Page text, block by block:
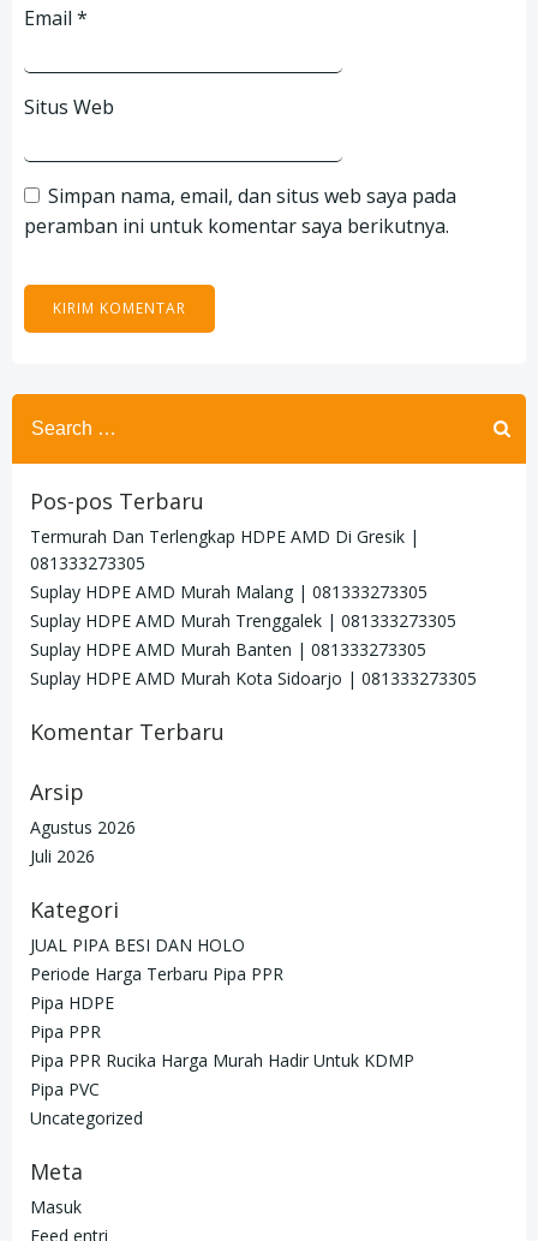
Email *
Situs Web
Simpan nama, email, dan situs web saya pada
peramban ini untuk komentar saya berikutnya.
Search
for:
Pos-pos Terbaru
Termurah Dan Terlengkap HDPE AMD Di Gresik |
081333273305
Suplay HDPE AMD Murah Malang | 081333273305
Suplay HDPE AMD Murah Trenggalek | 081333273305
Suplay HDPE AMD Murah Banten | 081333273305
Suplay HDPE AMD Murah Kota Sidoarjo | 081333273305
Komentar Terbaru
Arsip
Agustus 2026
Juli 2026
Kategori
JUAL PIPA BESI DAN HOLO
Periode Harga Terbaru Pipa PPR
Pipa HDPE
Pipa PPR
Pipa PPR Rucika Harga Murah Hadir Untuk KDMP
Pipa PVC
Uncategorized
Meta
Masuk
Feed entri